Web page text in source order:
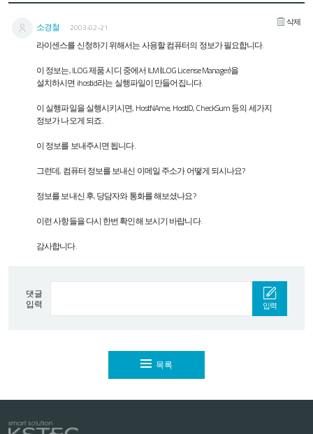
소경철 2003-02-21
라이센스를 신청하기 위해서는 사용할 컴퓨터의 정보가 필요합니다.
이 정보는, ILOG 제품 시디 중에서 ILM(ILOG License Manager)을
설치하시면 ihostid라는 실행파일이 만들어집니다.
이 실행파일을 실행시키시면, HostNAme, HostID, CheckSum 등의 세가지
정보가 나오게 되죠..
이 정보를 보내주시면 됩니다.
그런데, 컴퓨터 정보를 보내신 이메일 주소가 어떻게 되시나요?
정보를 보내신 후, 당담자와 통화를 해보셨나요?
이런 사항들을 다시 한번 확인해 보시기 바랍니다.
감사합니다.
삭제
댓글
입력 입력
목록